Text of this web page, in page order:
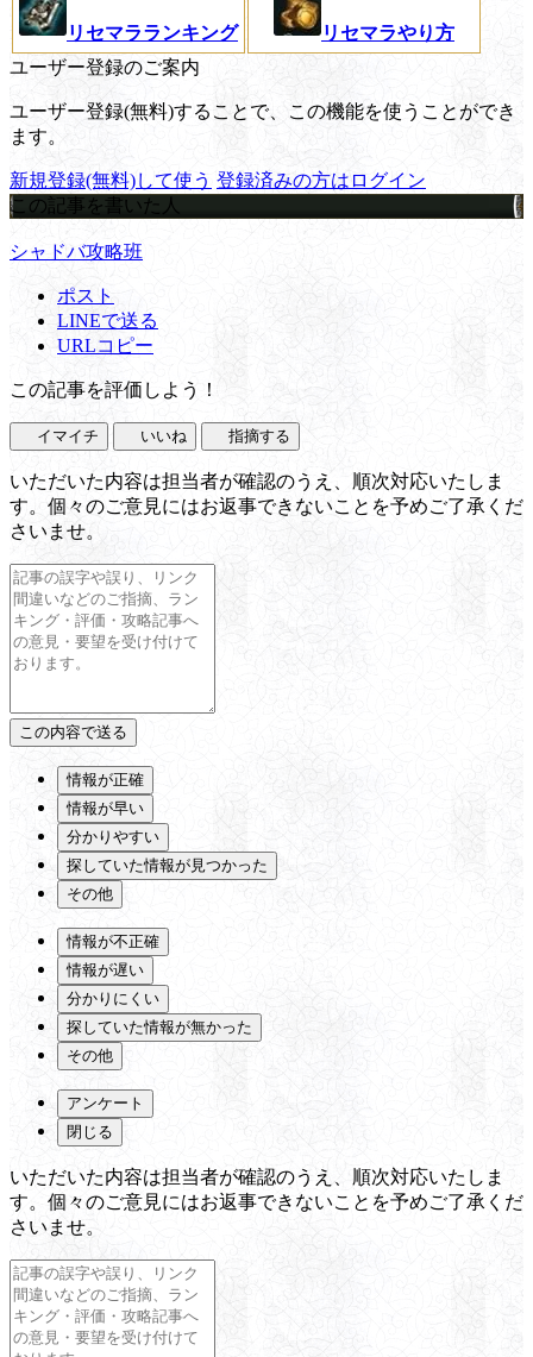
リセマラランキング
リセマラやり方
ユーザー登録のご案内
ユーザー登録(無料)することで、この機能を使うことができ
ます。
新規登録(無料)して使う 登録済みの方はログイン
この記事を書いた人
シャドバ攻略班
ポスト
LINEで送る
URLコピー
この記事を評価しよう！
イマイチ いいね 指摘する
いただいた内容は担当者が確認のうえ、順次対応いたしま
す。個々のご意見にはお返事できないことを予めご了承くだ
さいませ。
情報が正確
情報が早い
分かりやすい
探していた情報が見つかった
その他
情報が不正確
情報が遅い
分かりにくい
探していた情報が無かった
その他
アンケート
閉じる
いただいた内容は担当者が確認のうえ、順次対応いたしま
す。個々のご意見にはお返事できないことを予めご了承くだ
さいませ。